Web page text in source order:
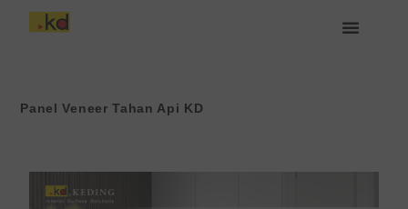
Lewati
Panel Veneer Tahan Api KD